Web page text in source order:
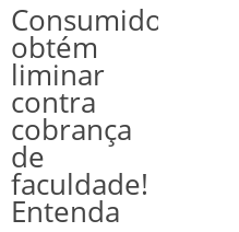
Consumidora
obtém
liminar
contra
cobrança
de
faculdade!
Entenda